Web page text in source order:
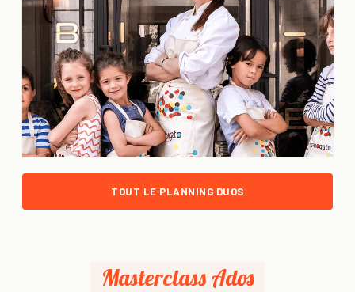
TOUT LE PLANNING DUOS
Masterclass Ados